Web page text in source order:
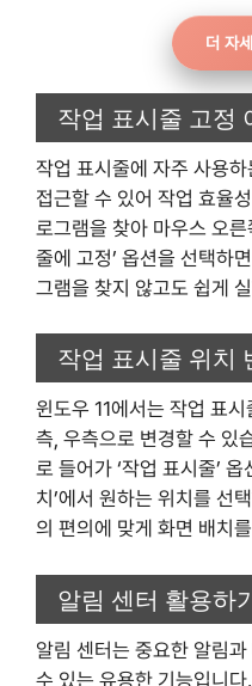
더 자
작업 표시줄 고정
작업 표시줄에 자주 사용
접근할 수 있어 작업 효율
로그램을 찾아 마우스 오
줄에 고정’ 옵션을 선택하
그램을 찾지 않고도 쉽게
작업 표시줄 위치
윈도우 11에서는 작업 표
측, 우측으로 변경할 수 있
로 들어가 ‘작업 표시줄’
치’에서 원하는 위치를 선
의 편의에 맞게 화면 배치
알림 센터 활용하
알림 센터는 중요한 알림
수 있는 유용한 기능입니